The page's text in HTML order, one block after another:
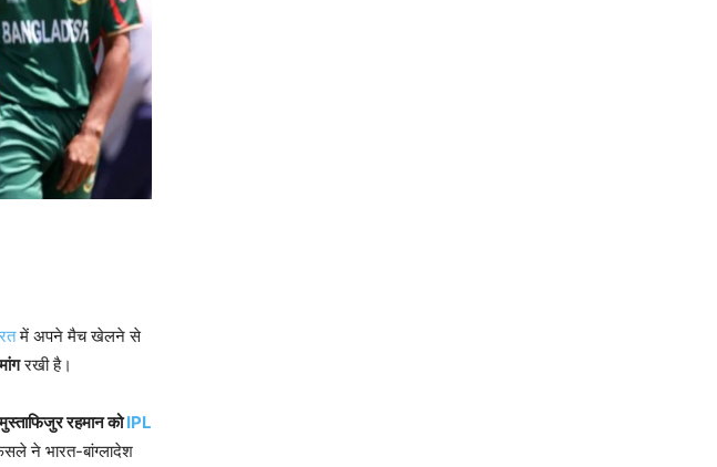
में अपने मैच खेलने से
रखी है।
रहमान कोIPL
ने भारत-बांग्लादेश